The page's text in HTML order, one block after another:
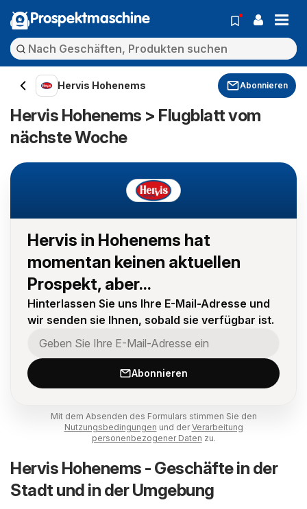
Prospektmaschine
Hervis Hohenems Abonnieren
Hervis Hohenems > Flugblatt vom
nächste Woche
Hervis in Hohenems hat
momentan keinen aktuellen
Prospekt, aber...
Hinterlassen Sie uns Ihre E-Mail-Adresse und
wir senden sie Ihnen, sobald sie verfügbar ist.
Abonnieren
Mit dem Absenden des Formulars stimmen Sie den
Nutzungsbedingungen und derVerarbeitung
personenbezogener Daten zu.
Hervis Hohenems - Geschäfte in der
Stadt und in der Umgebung